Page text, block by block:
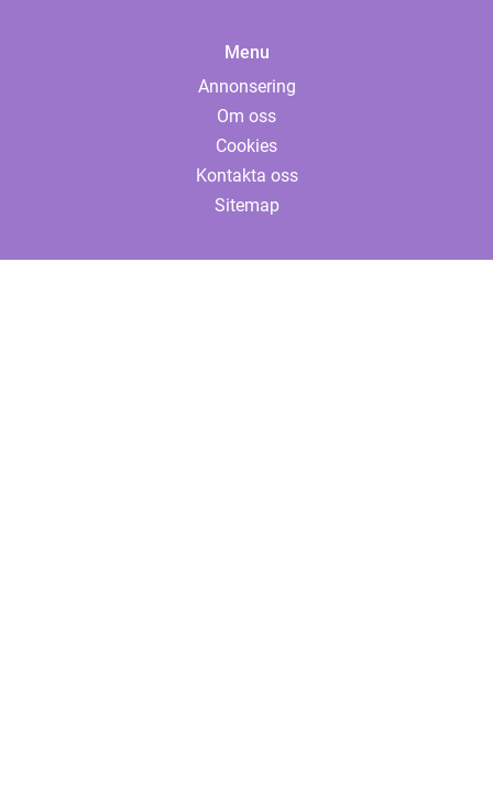
Menu
Annonsering
Om oss
Cookies
Kontakta oss
Sitemap